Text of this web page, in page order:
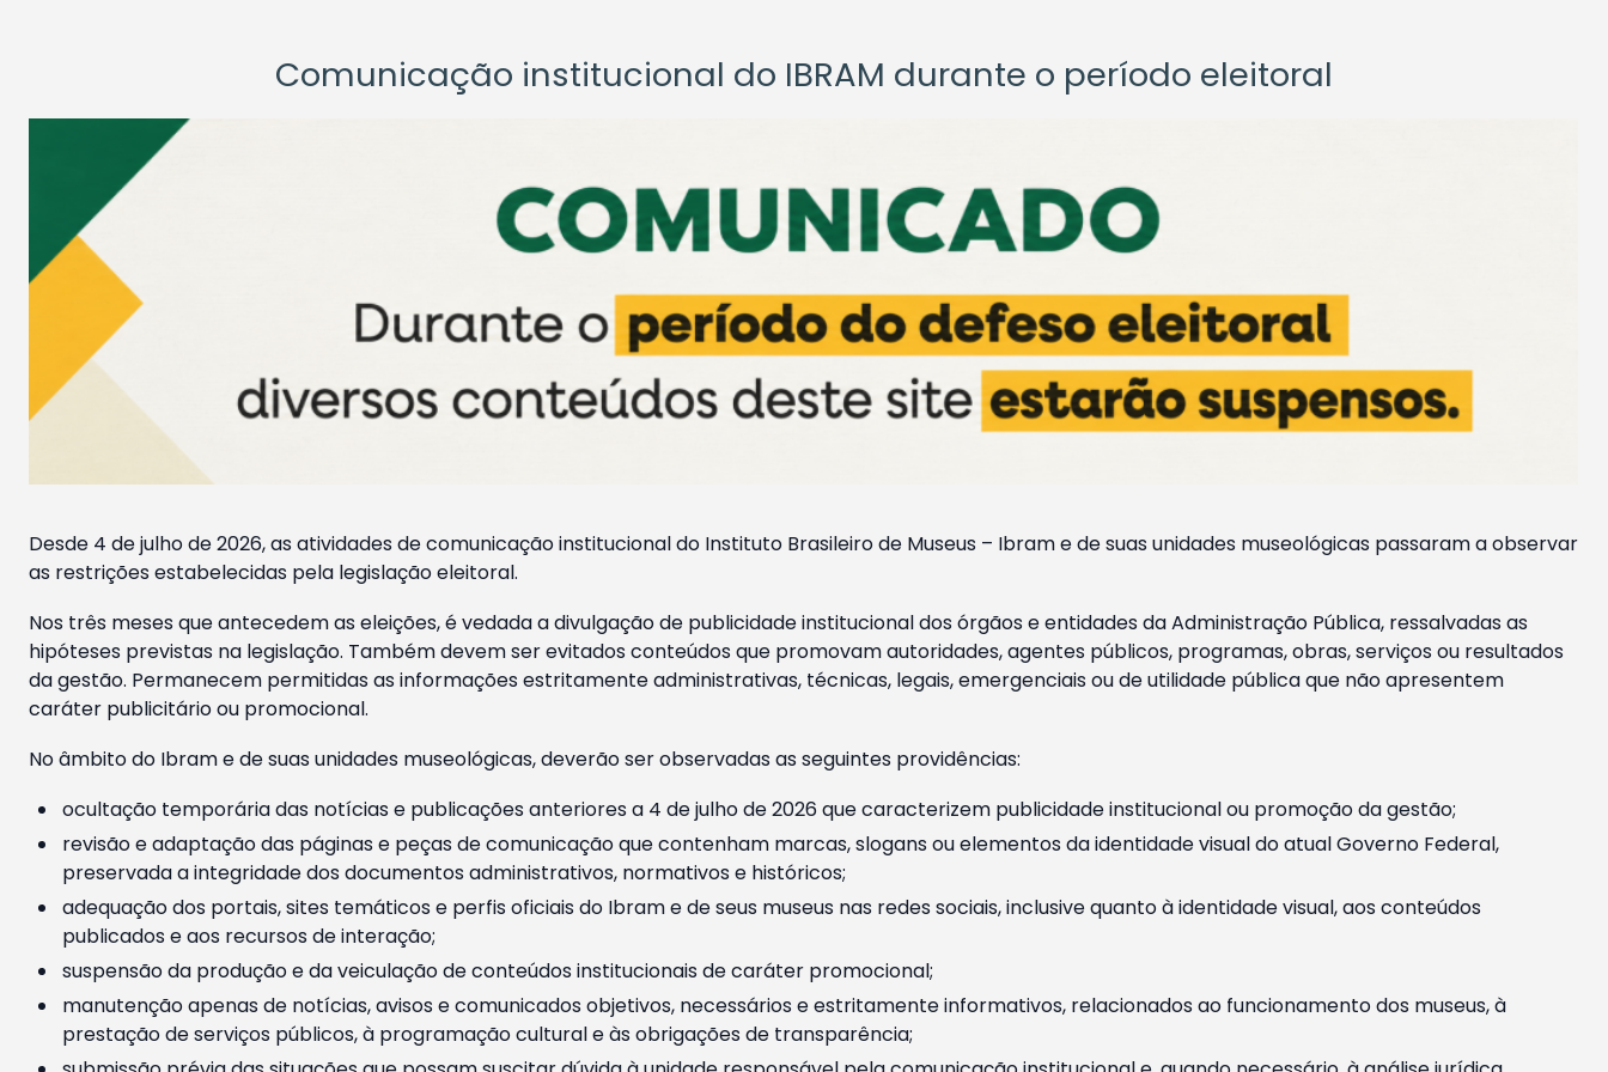
Comunicação institucional do IBRAM durante o período eleitoral
Desde 4 de julho de 2026, as atividades de comunicação institucional do Instituto Brasileiro de Museus – Ibram e de suas unidades museológicas passaram a observar
as restrições estabelecidas pela legislação eleitoral.
Nos três meses que antecedem as eleições, é vedada a divulgação de publicidade institucional dos órgãos e entidades da Administração Pública, ressalvadas as
hipóteses previstas na legislação. Também devem ser evitados conteúdos que promovam autoridades, agentes públicos, programas, obras, serviços ou resultados
da gestão. Permanecem permitidas as informações estritamente administrativas, técnicas, legais, emergenciais ou de utilidade pública que não apresentem
caráter publicitário ou promocional.
No âmbito do Ibram e de suas unidades museológicas, deverão ser observadas as seguintes providências:
ocultação temporária das notícias e publicações anteriores a 4 de julho de 2026 que caracterizem publicidade institucional ou promoção da gestão;
revisão e adaptação das páginas e peças de comunicação que contenham marcas, slogans ou elementos da identidade visual do atual Governo Federal,
preservada a integridade dos documentos administrativos, normativos e históricos;
adequação dos portais, sites temáticos e perfis oficiais do Ibram e de seus museus nas redes sociais, inclusive quanto à identidade visual, aos conteúdos
publicados e aos recursos de interação;
suspensão da produção e da veiculação de conteúdos institucionais de caráter promocional;
manutenção apenas de notícias, avisos e comunicados objetivos, necessários e estritamente informativos, relacionados ao funcionamento dos museus, à
prestação de serviços públicos, à programação cultural e às obrigações de transparência;